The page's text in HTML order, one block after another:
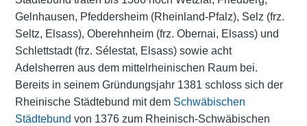
Gelnhausen, Pfeddersheim (Rheinland-Pfalz), Selz (frz.
Seltz, Elsass), Oberehnheim (frz. Obernai, Elsass) und
Schlettstadt (frz. Sélestat, Elsass) sowie acht
Adelsherren aus dem mittelrheinischen Raum bei.
Bereits in seinem Gründungsjahr 1381 schloss sich der
Rheinische Städtebund mit dem Schwäbischen
Städtebund von 1376 zum Rheinisch-Schwäbischen